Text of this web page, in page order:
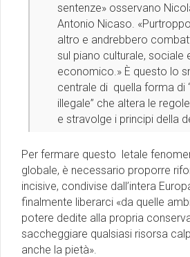
sentenze» osservano
Antonio Nicaso.
altro e andrebbero
sul piano culturale, sociale
economico.» È questo lo
centrale di quella forma di
illegale” che altera le
e stravolge i principi della
Per fermare questo letale
globale, è necessario proporre
incisive, condivise dall’intera
finalmente liberarci «da quelle
potere dedite alla propria
saccheggiare qualsiasi risorsa
anche la pietà».